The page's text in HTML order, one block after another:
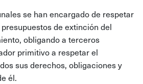
se han encargado de respetar
de extinción del
obligando a terceros
primitivo a respetar el
sus derechos, obligaciones y
él.